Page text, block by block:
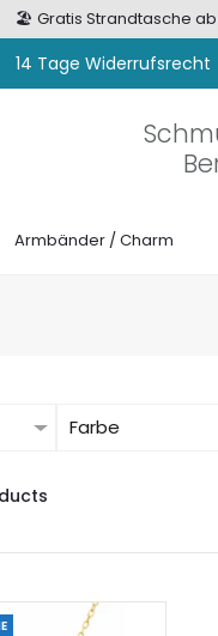
🏖️ Gratis Strandtasche ab
14 Tage Widerrufsrecht
Armbänder / Charm
Farbe